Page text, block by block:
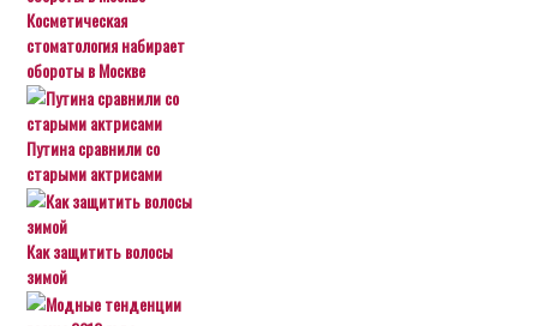
Косметическая
стоматология набирает
обороты в Москве
Путина сравнили со
старыми актрисами
Как защитить волосы
зимой